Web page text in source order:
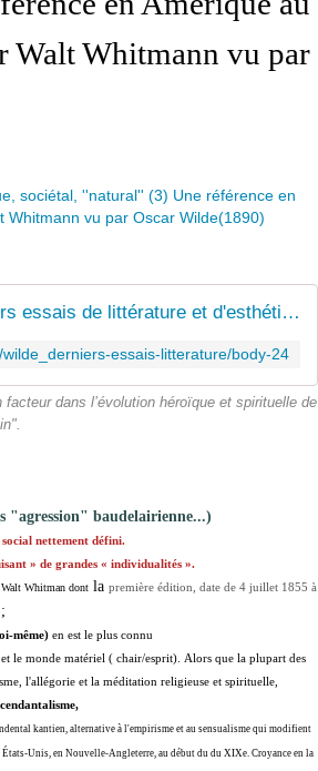
Whitmann vu par
" L'Évangile selon Walt Whitman " - Derniers essais de littérature et d'esthétique
essais-litterature/body-24
dans l’évolution héroïque et spirituelle de
"agression" baudelairienne...)
nettement défini.
» de grandes « individualités ».
Walt Whitman dont la première édition, date de 4 juillet 1855 à
;
même) en est le plus connu
le monde matériel ( chair/esprit). Alors que la plupart des
l'allégorie et la méditation religieuse et spirituelle,
kantien, alternative à l'empirisme et au sensualisme qui modifient
Unis, en Nouvelle-Angleterre, au début du du XIXe.Croyance en la